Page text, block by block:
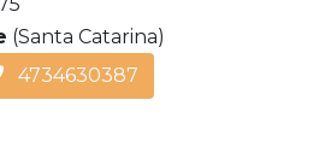
(Santa Catarina)
4734630387